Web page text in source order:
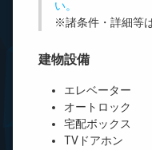
い。
※諸条件・詳細等
建物設備
エレベーター
オートロック
宅配ボックス
TVドアホン